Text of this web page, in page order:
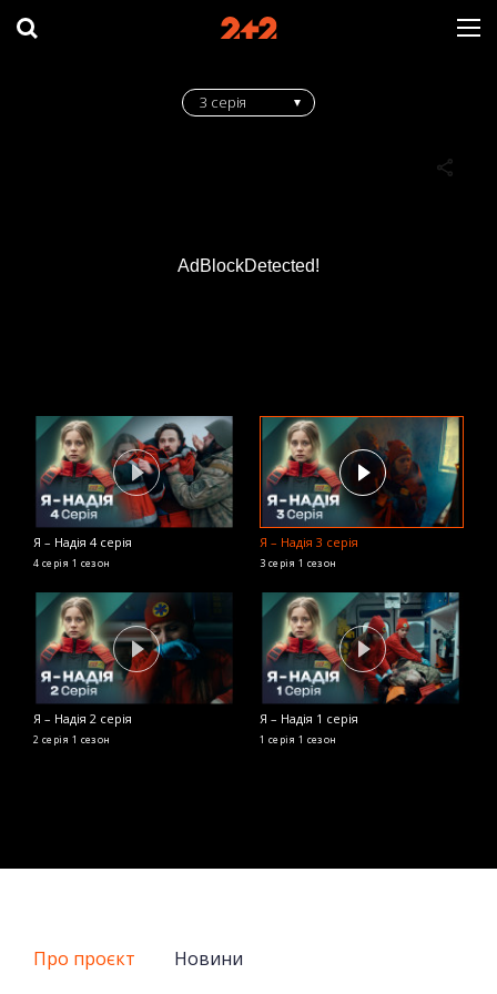
AdBlockDetected!
3 серія
Я – Надія 4 серія
4 серія 1 сезон
Я – Надія 3 серія
3 серія 1 сезон
Я – Надія 2 серія
2 серія 1 сезон
Я – Надія 1 серія
1 серія 1 сезон
Про проєкт Новини